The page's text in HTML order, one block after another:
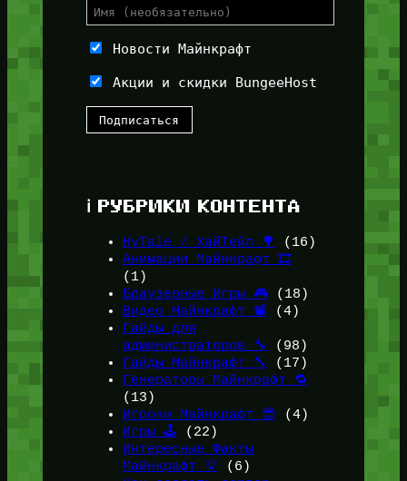
Новости Майнкрафт
Акции и скидки BungeeHost
ℹ️ РУБРИКИ КОНТЕНТА
HyTale / ХайТейл 🌳
(16)
Анимации Майнкрафт 🎞️
(1)
Браузерные Игры 🎮(18)
Видео Майнкрафт 📽️ (4)
Гайды для
администраторов 🔧
(98)
Гайды Майнкрафт 🔨
(17)
Генераторы Майнкрафт 🔁
(13)
Игроки Майнкрафт 😎 (4)
Игры 🕹️ (22)
Интересные Факты
Майнкрафт 💡(6)